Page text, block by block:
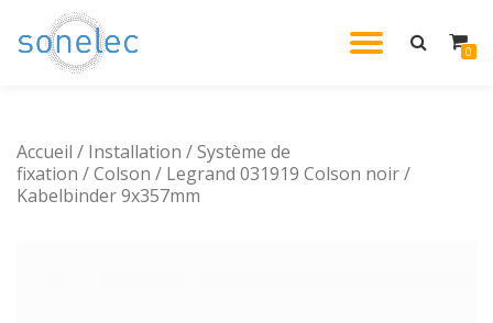
Aller
0
Accueil / Installation /Système de
fixation /Colson / Legrand 031919 Colson noir /
Kabelbinder 9x357mm